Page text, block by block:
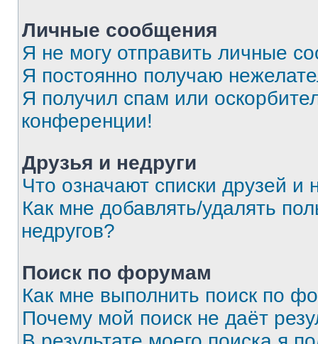
Личные сообщения
Я не могу отправить личные
Я постоянно получаю
Я получил спам или
конференции!
Друзья и недруги
Что означают списки друзей и
Как мне добавлять/удалять
недругов?
Поиск по форумам
Как мне выполнить поиск по
Почему мой поиск не даёт